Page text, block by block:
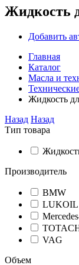
Жидкость
Добавить
Главная
Каталог
Масла и
Жидкость
Назад Назад
Тип товара
Производитель
BMW
LUKOIL
VAG
Объем